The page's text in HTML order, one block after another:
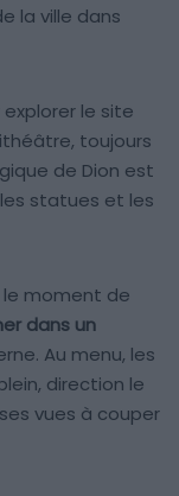
la ville dans
le site
toujours
de Dion est
statues et les
le moment de
dans un
Au menu, les
direction le
vues à couper